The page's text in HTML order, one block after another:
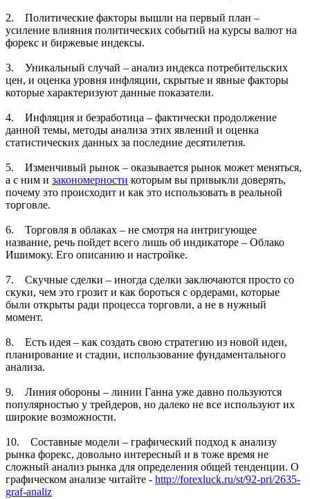
2. Политические факторы вышли на первый план –
усиление влияния политических событий на курсы валют на
форекс и биржевые индексы.
3. Уникальный случай – анализ индекса потребительских
цен, и оценка уровня инфляции, скрытые и явные факторы
которые характеризуют данные показатели.
4. Инфляция и безработица – фактически продолжение
данной темы, методы анализа этих явлений и оценка
статистических данных за последние десятилетия.
5. Изменчивый рынок – оказывается рынок может меняться,
а с ним и закономерности которым вы привыкли доверять,
почему это происходит и как это использовать в реальной
торговле.
6. Торговля в облаках – не смотря на интригующее
название, речь пойдет всего лишь об индикаторе – Облако
Ишимоку. Его описанию и настройке.
7. Скучные сделки – иногда сделки заключаются просто со
скуки, чем это грозит и как бороться с ордерами, которые
были открыты ради процесса торговли, а не в нужный
момент.
8. Есть идея – как создать свою стратегию из новой идеи,
планирование и стадии, использование фундаментального
анализа.
9. Линия обороны – линии Ганна уже давно пользуются
популярностью у трейдеров, но далеко не все используют их
широкие возможности.
10. Составные модели – графический подход к анализу
рынка форекс, довольно интересный и в тоже время не
сложный анализ рынка для определения общей тенденции. О
графическом анализе читайте - http://forexluck.ru/st/92-pri/2635-
graf-analiz